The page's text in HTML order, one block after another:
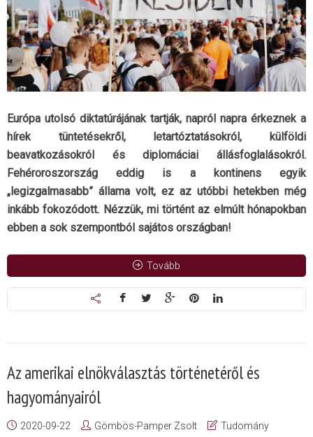
Európa utolsó diktatúrájának tartják, napról napra érkeznek a
hírek tüntetésekről, letartóztatásokról, külföldi
beavatkozásokról és diplomáciai állásfoglalásokról.
Fehéroroszország eddig is a kontinens egyik
„legizgalmasabb” állama volt, ez az utóbbi hetekben még
inkább fokozódott. Nézzük, mi történt az elmúlt hónapokban
ebben a sok szempontból sajátos országban!
Tovább
Az amerikai elnökválasztás történetéről és
hagyományairól
2020-09-22 Gömbös-Pamper Zsolt
Tudomány